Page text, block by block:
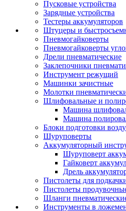
Пусковые устройства
Зарядные устройства
Тестеры аккумуляторов
Штуцеры и
Пневмогайковерты
Пневмогайковерты
Дрели пневматические
Заклепочники
Инструмент режущий
Машинки зачистные
Молотки
Шлифовальные и
Машина
Машина
Блоки подготовки
Шуруповерты
Аккумуляторный
Шуруповерт
Гайковерт
Дрель
Пистолеты для
Пистолеты
Шланги
Инструменты в